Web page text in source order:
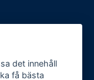
det innehåll
få bästa